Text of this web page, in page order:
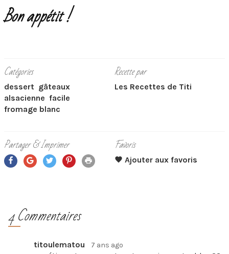
Bon appétit !
Catégories
dessert gâteaux
alsacienne facile
fromage blanc
Recette par
Les Recettes de Titi
Partager & Imprimer Favoris
4 Commentaires
titoulematou 7 ans ago